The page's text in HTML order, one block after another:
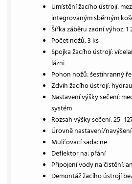
Umístění žacího ústrojí:
integrovaným sběrným
Šířka záběru zadní výhoz: 1
Počet nožů: 3 ks
Spojka žacího ústrojí:
lázni
Pohon nožů: šestihranný
Zdvih žacího ústrojí:
Nastavení výšky sečení:
systém
Rozsah výšky sečení:
Úrovně nastavení/
Mulčovací sada: ne
Deflektor na: přání
Připojení vody na čistění:
Demontáž žacího ústrojí